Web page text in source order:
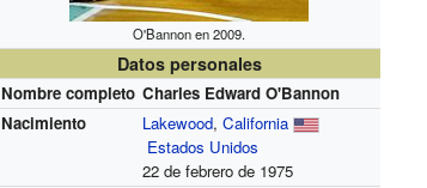
O'Bannon en 2009.
Datos personales
Nombre completo Charles Edward O'Bannon
Nacimiento
Lakewood,California
Estados Unidos
22 de febrero de 1975